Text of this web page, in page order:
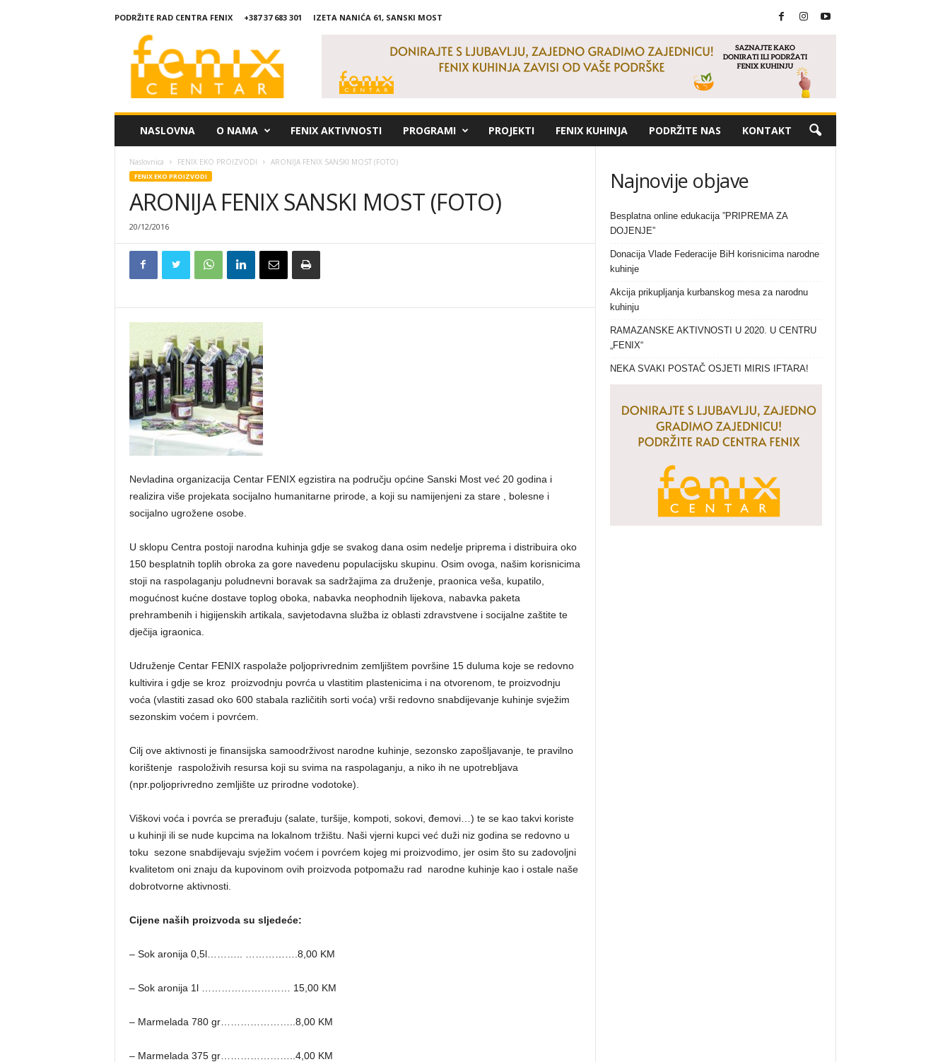
PODRŽITE RAD CENTRA FENIX +387 37 683 301
IZETA NANIĆA 61, SANSKI MOST
NASLOVNA O NAMA FENIX AKTIVNOSTI PROGRAMI PROJEKTI FENIX KUHINJA PODRŽITE NAS KONTAKT
Naslovnica FENIX EKO PROIZVODI ARONIJA FENIX SANSKI MOST (FOTO)
FENIX EKO PROIZVODI
ARONIJA FENIX SANSKI MOST (FOTO)
20/12/2016
Nevladina organizacija Centar FENIX egzistira na području općine Sanski Most već 20 godina i
realizira više projekata socijalno humanitarne prirode, a koji su namijenjeni za stare , bolesne i
socijalno ugrožene osobe.
U sklopu Centra postoji narodna kuhinja gdje se svakog dana osim nedelje priprema i distribuira oko
150 besplatnih toplih obroka za gore navedenu populacijsku skupinu. Osim ovoga, našim korisnicima
stoji na raspolaganju poludnevni boravak sa sadržajima za druženje, praonica veša, kupatilo,
mogućnost kućne dostave toplog oboka, nabavka neophodnih lijekova, nabavka paketa
prehrambenih i higijenskih artikala, savjetodavna služba iz oblasti zdravstvene i socijalne zaštite te
dječija igraonica.
Udruženje Centar FENIX raspolaže poljoprivrednim zemljištem površine 15 duluma koje se redovno
kultivira i gdje se kroz proizvodnju povrća u vlastitim plastenicima i na otvorenom, te proizvodnju
voća (vlastiti zasad oko 600 stabala različitih sorti voća) vrši redovno snabdijevanje kuhinje svježim
sezonskim voćem i povrćem.
Cilj ove aktivnosti je finansijska samoodrživost narodne kuhinje, sezonsko zapošljavanje, te pravilno
korištenje raspoloživih resursa koji su svima na raspolaganju, a niko ih ne upotrebljava
(npr.poljoprivredno zemljište uz prirodne vodotoke).
Viškovi voća i povrća se prerađuju (salate, turšije, kompoti, sokovi, đemovi…) te se kao takvi koriste
u kuhinji ili se nude kupcima na lokalnom tržištu. Naši vjerni kupci već duži niz godina se redovno u
toku sezone snabdijevaju svježim voćem i povrćem kojeg mi proizvodimo, jer osim što su zadovoljni
kvalitetom oni znaju da kupovinom ovih proizvoda potpomažu rad narodne kuhinje kao i ostale naše
dobrotvorne aktivnosti.
Cijene naših proizvoda su sljedeće:
– Sok aronija 0,5l……….. …………….8,00 KM
– Sok aronija 1l ……………………… 15,00 KM
– Marmelada 780 gr…………………..8,00 KM
– Marmelada 375 gr…………………..4,00 KM
Najnovije objave
Besplatna online edukacija ”PRIPREMA ZA
DOJENJE”
Donacija Vlade Federacije BiH korisnicima narodne
kuhinje
Akcija prikupljanja kurbanskog mesa za narodnu
kuhinju
RAMAZANSKE AKTIVNOSTI U 2020. U CENTRU
„FENIX“
NEKA SVAKI POSTAČ OSJETI MIRIS IFTARA!